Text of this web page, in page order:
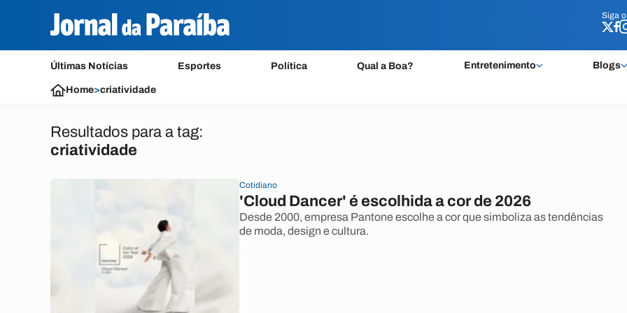
Siga o
Últimas Notícias Esportes Política Qual a Boa? Entretenimento Blogs
Siga o
Home>criatividade
Resultados para a tag:
criatividade
Cotidiano
'Cloud Dancer' é escolhida a cor de 2026
Desde 2000, empresa Pantone escolhe a cor que simboliza as tendências
de moda, design e cultura.